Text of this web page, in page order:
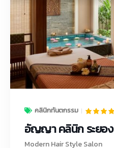
คลินิกทันตกรรม
อัญญา คลินิก ระยอง
Modern Hair Style Salon